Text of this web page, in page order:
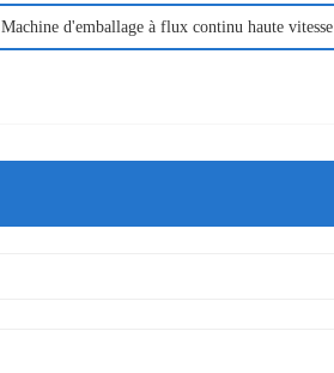
Machine d'emballage à flux continu haute vitesse